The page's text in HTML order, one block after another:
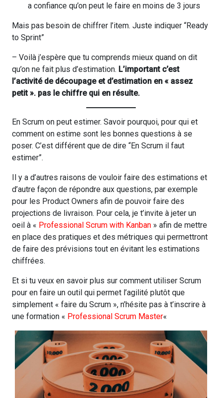
a confiance qu’on peut le faire en moins de 3 jours
Mais pas besoin de chiffrer l’item. Juste indiquer “Ready
to Sprint”
– Voilà j’espère que tu comprends mieux quand on dit
qu’on ne fait plus d’estimation. L’important c’est
l’activité de découpage et d’estimation en « assez
petit ». pas le chiffre qui en résulte.
En Scrum on peut estimer. Savoir pourquoi, pour qui et
comment on estime sont les bonnes questions à se
poser. C’est différent que de dire “En Scrum il faut
estimer”.
Il y a d’autres raisons de vouloir faire des estimations et
d’autre façon de répondre aux questions, par exemple
pour les Product Owners afin de pouvoir faire des
projections de livraison. Pour cela, je t’invite à jeter un
oeil à « Professional Scrum with Kanban » afin de mettre
en place des pratiques et des métriques qui permettront
de faire des prévisions tout en évitant les estimations
chiffrées.
Et si tu veux en savoir plus sur comment utiliser Scrum
pour en faire un outil qui permet l’agilité plutôt que
simplement « faire du Scrum », n’hésite pas à t’inscrire à
une formation « Professional Scrum Master«